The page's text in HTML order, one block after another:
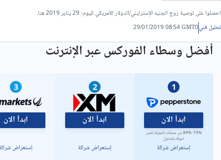
احصلوا على توصية زوج الجنيه الإسترليني/الدولار الأمريكي لليوم- 29 يناير 2019 هنا.
تحليل فني29/01/2019 08:54 GMT0
أفضل وسطاء الفوركس عبر الإنترنت
1
ابدأ الان
73%- 89% من حسابات التجزئة تخسر
اموالا بالتداول
إستعراض شركة
2
ابدأ الان
إستعراض شركة
3
ابدأ الان
إستعراض